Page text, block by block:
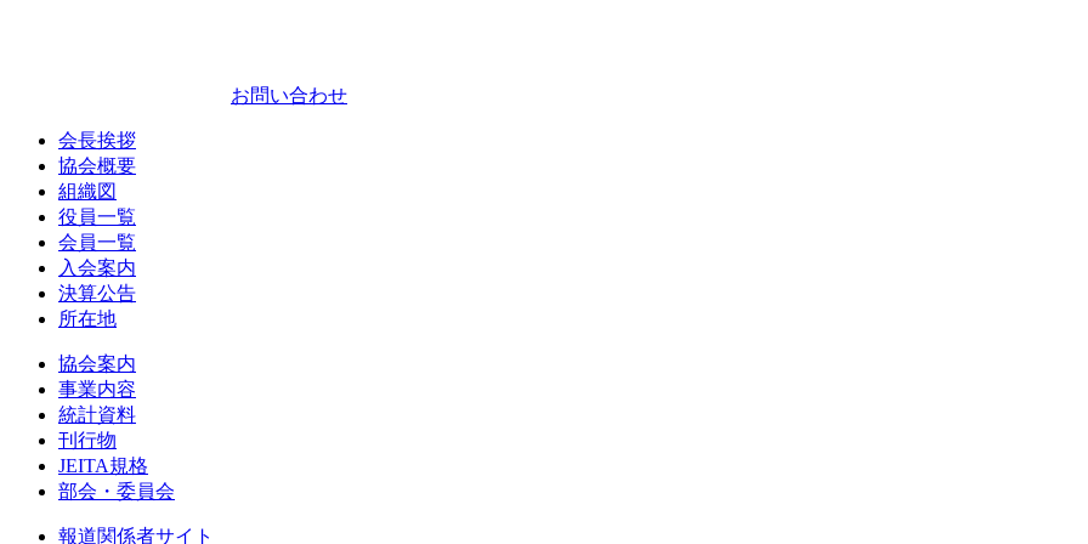
お問い合わせ
会長挨拶
協会概要
組織図
役員一覧
会員一覧
入会案内
決算公告
所在地
協会案内
事業内容
統計資料
刊行物
JEITA規格
部会・委員会
報道関係者サイト